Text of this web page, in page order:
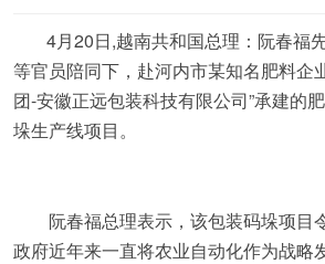
4月20日,越南共和国总理：阮春福
等官员陪同下，赴河内市某知名肥料企
团-安徽正远包装科技有限公司”承建的
垛生产线项目。
阮春福总理表示，该包装码垛项目
政府近年来一直将农业自动化作为战略